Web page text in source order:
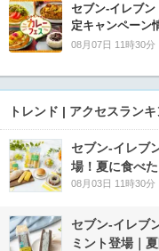
セブン‐イレブ
定キャンペーン
08月07日 11時30分
トレンド | アクセスラン
セブン‐イレブ
場！夏に食べ
08月03日 11時30分
セブン‐イレブ
ミント登場｜